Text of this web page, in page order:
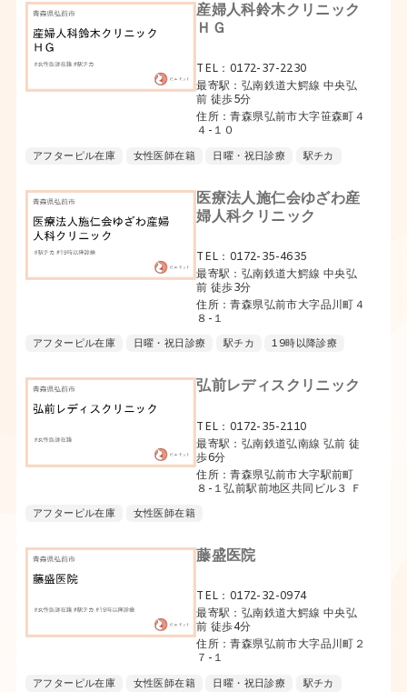
産婦人科鈴木クリニック
ＨＧ
TEL：0172-37-2230
最寄駅：弘南鉄道大鰐線 中央弘
前 徒歩5分
住所：青森県弘前市大字笹森町４
４-１０
アフターピル在庫 女性医師在籍 日曜・祝日診療 駅チカ
医療法人施仁会ゆざわ産
婦人科クリニック
TEL：0172-35-4635
最寄駅：弘南鉄道大鰐線 中央弘
前 徒歩3分
住所：青森県弘前市大字品川町４
８-１
アフターピル在庫 日曜・祝日診療 駅チカ 19時以降診療
弘前レディスクリニック
TEL：0172-35-2110
最寄駅：弘南鉄道弘南線 弘前 徒
歩6分
住所：青森県弘前市大字駅前町
８-１弘前駅前地区共同ビル３ Ｆ
アフターピル在庫 女性医師在籍
藤盛医院
TEL：0172-32-0974
最寄駅：弘南鉄道大鰐線 中央弘
前 徒歩4分
住所：青森県弘前市大字品川町２
７-１
アフターピル在庫 女性医師在籍 日曜・祝日診療
駅チカ